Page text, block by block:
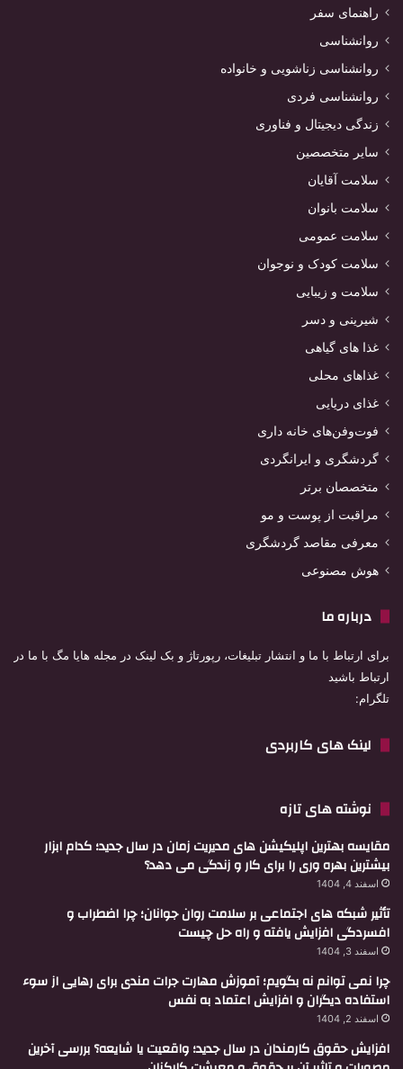
راهنمای سفر
روانشناسی
روانشناسی زناشویی و خانواده
روانشناسی فردی
زندگی دیجیتال و فناوری
سایر متخصصین
سلامت آقایان
سلامت بانوان
سلامت عمومی
سلامت کودک و نوجوان
سلامت و زیبایی
شیرینی و دسر
غذا های گیاهی
غذاهای محلی
غذای دریایی
فوت‌وفن‌های خانه داری
گردشگری و ایرانگردی
متخصصان برتر
مراقبت از پوست و مو
معرفی مقاصد گردشگری
هوش مصنوعی
درباره ما
برای ارتباط با ما و انتشار تبلیغات، رپورتاژ و بک لینک در مجله هایا مگ با ما در
ارتباط باشید
تلگرام:
لینک های کاربردی
نوشته های تازه
مقایسه بهترین اپلیکیشن های مدیریت زمان در سال جدید؛ کدام ابزار
بیشترین بهره وری را برای کار و زندگی می دهد؟
اسفند 4, 1404
تأثیر شبکه های اجتماعی بر سلامت روان جوانان؛ چرا اضطراب و
افسردگی افزایش یافته و راه حل چیست
اسفند 3, 1404
چرا نمی توانم نه بگویم؛ آموزش مهارت جرات مندی برای رهایی از سوء
استفاده دیگران و افزایش اعتماد به نفس
اسفند 2, 1404
افزایش حقوق کارمندان در سال جدید؛ واقعیت یا شایعه؟ بررسی آخرین